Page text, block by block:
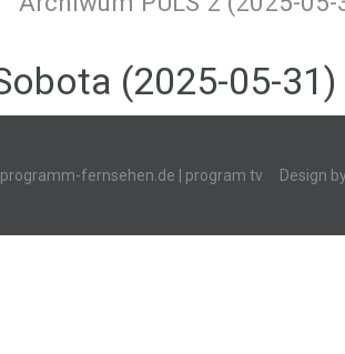
(2025-05-31)
programm-fernsehen.de | program tv Design by